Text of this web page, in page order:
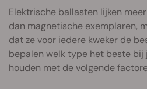
Elektrische ballasten lijken
dan magnetische exemplaren,
dat ze voor iedere kweker de
bepalen welk type het beste bij
houden met de volgende